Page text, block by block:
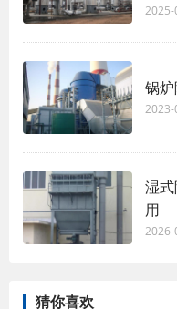
2025-
锅
2023-
湿
用
猜你喜欢